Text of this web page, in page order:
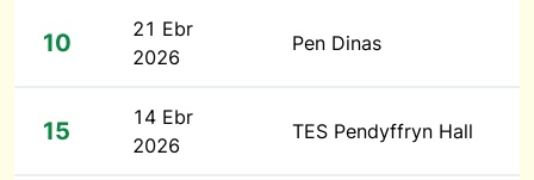
10
21 Ebr
2026
Pen Dinas
15
14 Ebr
2026
TES Pendyffryn Hall